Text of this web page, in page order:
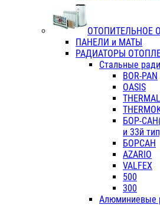
ОТОПИТЕЛЬНОЕ
ПАНЕЛИ и МАТЫ
РАДИАТОРЫ
Стальные
BOR-PAN
OASIS
БОР-
и 33й
БОРСАН
AZARIO
VALFEX
500
300
Алюминиевые